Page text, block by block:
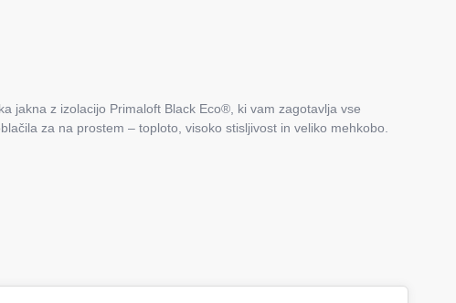
jakna z izolacijo Primaloft Black Eco®, ki vam zagotavlja vse
za na prostem – toploto, visoko stisljivost in veliko mehkobo.